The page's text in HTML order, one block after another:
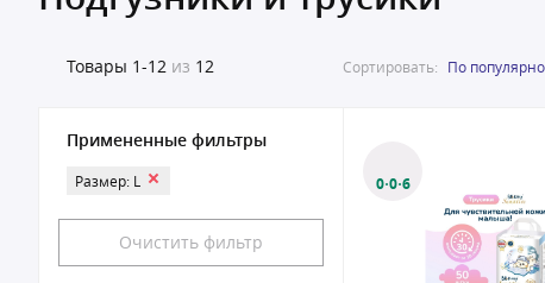
Товары 1-12 из 12 Сортировать: По
Примененные фильтры
Размер: L
Очистить фильтр
0·0·6